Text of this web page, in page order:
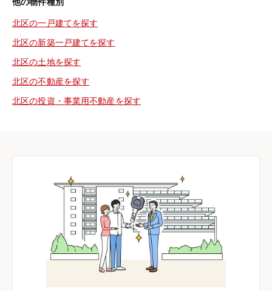
北区の一戸建てを探す
北区の新築一戸建てを探す
北区の土地を探す
北区の不動産を探す
北区の投資・事業用不動産を探す